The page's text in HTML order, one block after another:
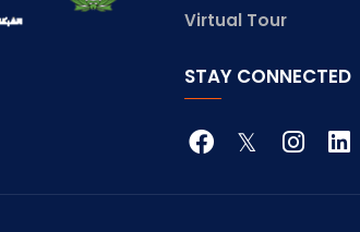
Virtual Tour
STAY CONNECTED